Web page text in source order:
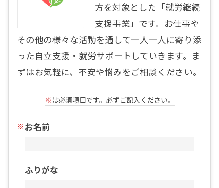
方を対象とした「就労継続
支援事業」です。お仕事や
その他の様々な活動を通して一人一人に寄り添
った自立支援・就労サポートしていきます。ま
ずはお気軽に、不安や悩みをご相談ください。
※ は必須項目です。必ずご記入ください。
お名前
ふりがな